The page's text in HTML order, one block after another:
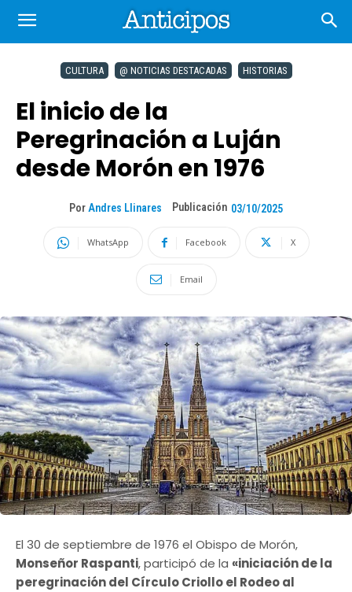
CULTURA @ NOTICIAS DESTACADAS HISTORIAS
El inicio de la
Peregrinación a Luján
desde Morón en 1976
Por Andres Llinares Publicación 03/10/2025
WhatsApp Facebook X
Email
El 30 de septiembre de 1976 el Obispo de Morón,
Monseñor Raspanti, participó de la «iniciación de la
peregrinación del Círculo Criollo el Rodeo al